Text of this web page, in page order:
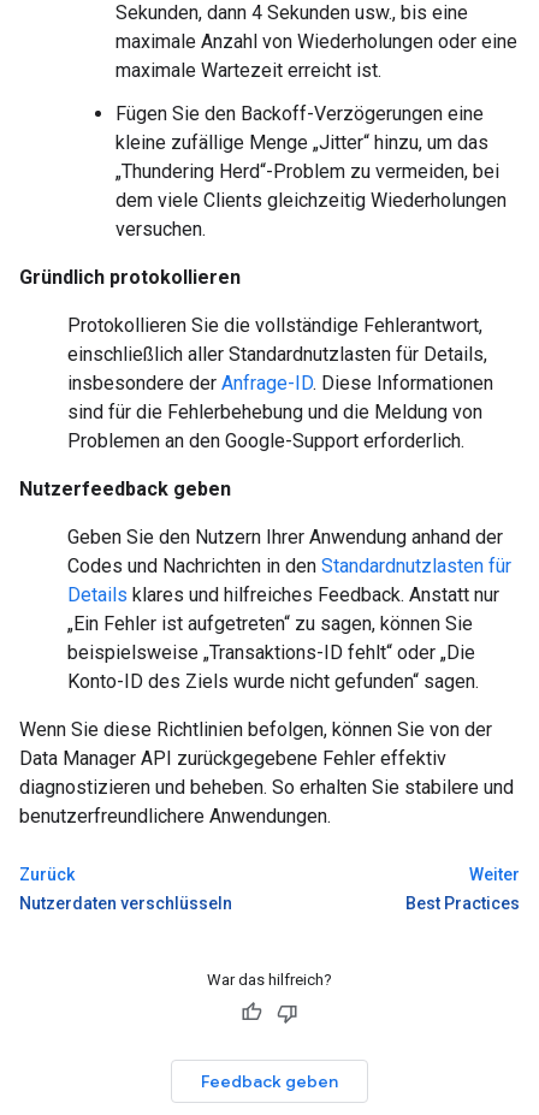
Sekunden, dann 4 Sekunden usw., bis eine
maximale Anzahl von Wiederholungen oder eine
maximale Wartezeit erreicht ist.
Fügen Sie den Backoff-Verzögerungen eine
kleine zufällige Menge „Jitter“ hinzu, um das
„Thundering Herd“-Problem zu vermeiden, bei
dem viele Clients gleichzeitig Wiederholungen
versuchen.
Gründlich protokollieren
Protokollieren Sie die vollständige Fehlerantwort,
einschließlich aller Standardnutzlasten für Details,
insbesondere der Anfrage-ID. Diese Informationen
sind für die Fehlerbehebung und die Meldung von
Problemen an den Google-Support erforderlich.
Nutzerfeedback geben
Geben Sie den Nutzern Ihrer Anwendung anhand der
Codes und Nachrichten in den Standardnutzlasten für
Details klares und hilfreiches Feedback. Anstatt nur
„Ein Fehler ist aufgetreten“ zu sagen, können Sie
beispielsweise „Transaktions-ID fehlt“ oder „Die
Konto-ID des Ziels wurde nicht gefunden“ sagen.
Wenn Sie diese Richtlinien befolgen, können Sie von der
Data Manager API zurückgegebene Fehler effektiv
diagnostizieren und beheben. So erhalten Sie stabilere und
benutzerfreundlichere Anwendungen.
Zurück
Nutzerdaten verschlüsseln
Weiter
Best Practices
War das hilfreich?
Feedback geben